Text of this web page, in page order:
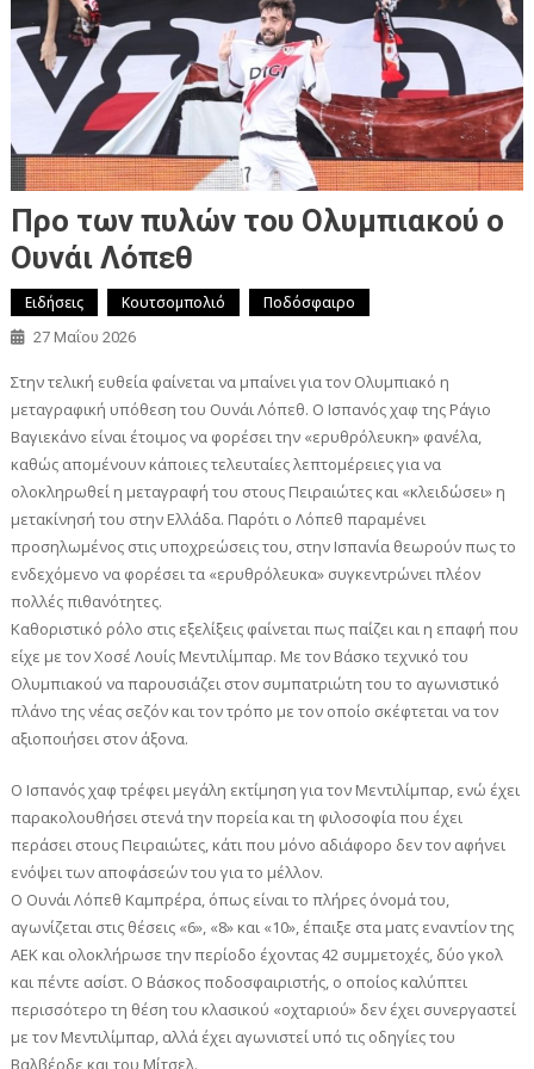
Προ των πυλών του Ολυμπιακού ο
Ουνάι Λόπεθ
Ειδήσεις Κουτσομπολιό Ποδόσφαιρο
27 Μαΐου 2026
Στην τελική ευθεία φαίνεται να μπαίνει για τον Ολυμπιακό η
μεταγραφική υπόθεση του Ουνάι Λόπεθ. Ο Ισπανός χαφ της Ράγιο
Βαγιεκάνο είναι έτοιμος να φορέσει την «ερυθρόλευκη» φανέλα,
καθώς απομένουν κάποιες τελευταίες λεπτομέρειες για να
ολοκληρωθεί η μεταγραφή του στους Πειραιώτες και «κλειδώσει» η
μετακίνησή του στην Ελλάδα. Παρότι ο Λόπεθ παραμένει
προσηλωμένος στις υποχρεώσεις του, στην Ισπανία θεωρούν πως το
ενδεχόμενο να φορέσει τα «ερυθρόλευκα» συγκεντρώνει πλέον
πολλές πιθανότητες.
Καθοριστικό ρόλο στις εξελίξεις φαίνεται πως παίζει και η επαφή που
είχε με τον Χοσέ Λουίς Μεντιλίμπαρ. Με τον Βάσκο τεχνικό του
Ολυμπιακού να παρουσιάζει στον συμπατριώτη του το αγωνιστικό
πλάνο της νέας σεζόν και τον τρόπο με τον οποίο σκέφτεται να τον
αξιοποιήσει στον άξονα.
Ο Ισπανός χαφ τρέφει μεγάλη εκτίμηση για τον Μεντιλίμπαρ, ενώ έχει
παρακολουθήσει στενά την πορεία και τη φιλοσοφία που έχει
περάσει στους Πειραιώτες, κάτι που μόνο αδιάφορο δεν τον αφήνει
ενόψει των αποφάσεών του για το μέλλον.
Ο Ουνάι Λόπεθ Καμπρέρα, όπως είναι το πλήρες όνομά του,
αγωνίζεται στις θέσεις «6», «8» και «10», έπαιξε στα ματς εναντίον της
ΑΕΚ και ολοκλήρωσε την περίοδο έχοντας 42 συμμετοχές, δύο γκολ
και πέντε ασίστ. Ο Βάσκος ποδοσφαιριστής, ο οποίος καλύπτει
περισσότερο τη θέση του κλασικού «οχταριού» δεν έχει συνεργαστεί
με τον Μεντιλίμπαρ, αλλά έχει αγωνιστεί υπό τις οδηγίες του
Βαλβέρδε και του Μίτσελ.